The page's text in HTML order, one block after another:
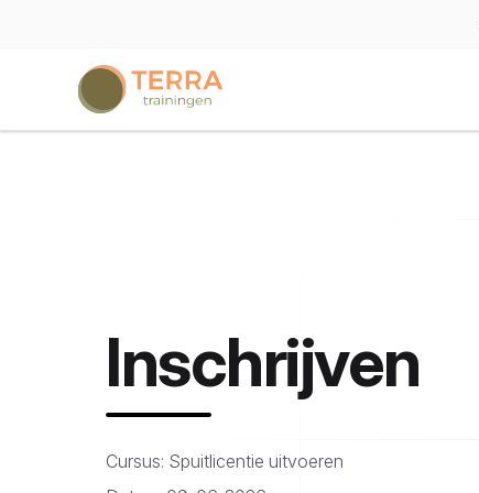
Terra trainingen
Inschrijven
Cursus: Spuitlicentie uitvoeren